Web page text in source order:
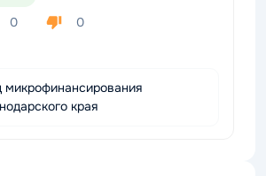
0
0
края